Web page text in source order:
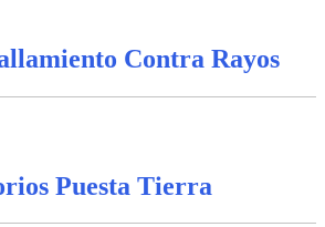
Contra Rayos
Puesta Tierra